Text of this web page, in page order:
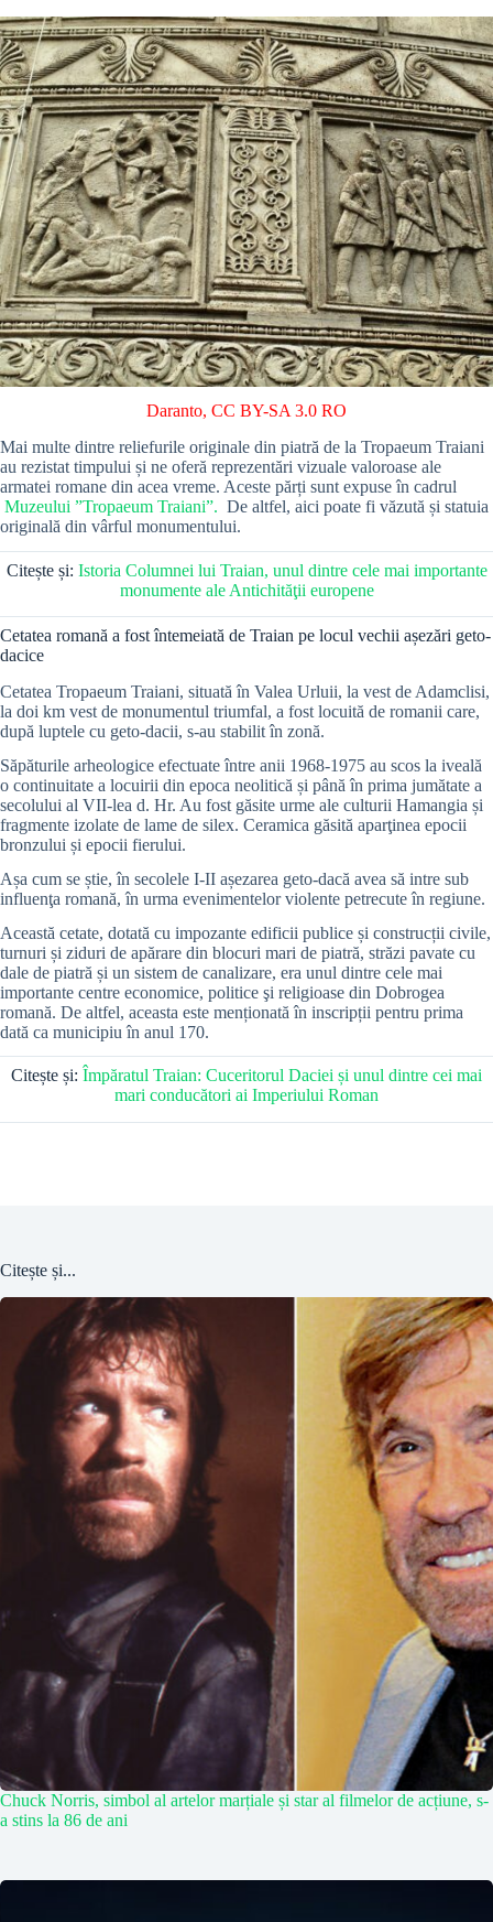
Daranto, CC BY-SA 3.0 RO
Mai multe dintre reliefurile originale din piatră de la Tropaeum Traiani
au rezistat timpului și ne oferă reprezentări vizuale valoroase ale
armatei romane din acea vreme. Aceste părți sunt expuse în cadrul
Muzeului ”Tropaeum Traiani”. De altfel, aici poate fi văzută și statuia
originală din vârful monumentului.
Citește și: Istoria Columnei lui Traian, unul dintre cele mai importante
monumente ale Antichităţii europene
Cetatea romană a fost întemeiată de Traian pe locul vechii așezări geto-
dacice
Cetatea Tropaeum Traiani, situată în Valea Urluii, la vest de Adamclisi,
la doi km vest de monumentul triumfal, a fost locuită de romanii care,
după luptele cu geto-dacii, s-au stabilit în zonă.
Săpăturile arheologice efectuate între anii 1968-1975 au scos la iveală
o continuitate a locuirii din epoca neolitică și până în prima jumătate a
secolului al VII-lea d. Hr. Au fost găsite urme ale culturii Hamangia și
fragmente izolate de lame de silex. Ceramica găsită aparţinea epocii
bronzului și epocii fierului.
Așa cum se știe, în secolele I-II așezarea geto-dacă avea să intre sub
influenţa romană, în urma evenimentelor violente petrecute în regiune.
Această cetate, dotată cu impozante edificii publice și construcții civile,
turnuri și ziduri de apărare din blocuri mari de piatră, străzi pavate cu
dale de piatră și un sistem de canalizare, era unul dintre cele mai
importante centre economice, politice şi religioase din Dobrogea
romană. De altfel, aceasta este menționată în inscripții pentru prima
dată ca municipiu în anul 170.
Citește și: Împăratul Traian: Cuceritorul Daciei și unul dintre cei mai
mari conducători ai Imperiului Roman
Citește și...
Chuck Norris, simbol al artelor marțiale și star al filmelor de acțiune, s-
a stins la 86 de ani